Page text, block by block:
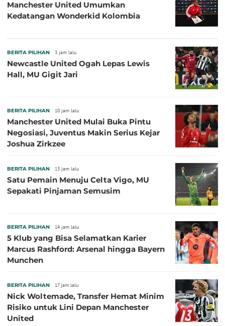
Manchester United Umumkan
Kedatangan Wonderkid Kolombia
BERITA PILIHAN 3 jam lalu
Newcastle United Ogah Lepas Lewis
Hall, MU Gigit Jari
BERITA PILIHAN 10 jam lalu
Manchester United Mulai Buka Pintu
Negosiasi, Juventus Makin Serius Kejar
Joshua Zirkzee
BERITA PILIHAN 13 jam lalu
Satu Pemain Menuju Celta Vigo, MU
Sepakati Pinjaman Semusim
BERITA PILIHAN 14 jam lalu
5 Klub yang Bisa Selamatkan Karier
Marcus Rashford: Arsenal hingga Bayern
Munchen
BERITA PILIHAN 17 jam lalu
Nick Woltemade, Transfer Hemat Minim
Risiko untuk Lini Depan Manchester
United